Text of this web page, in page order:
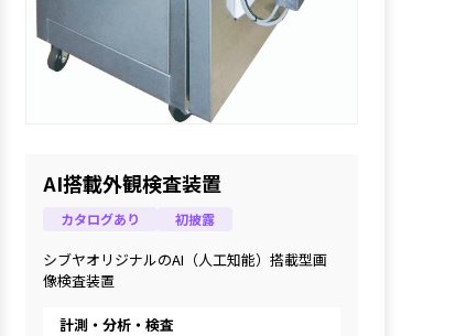
AI搭載外観検査装置
カタログあり 初披露
シブヤオリジナルのAI（人工知能）搭載型画
像検査装置
計測・分析・検査